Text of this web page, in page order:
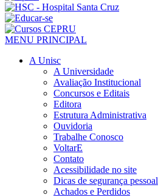
MENU PRINCIPAL
A Unisc
A Universidade
Avaliação Institucional
Concursos e Editais
Editora
Estrutura Administrativa
Ouvidoria
Trabalhe Conosco
VoltarE
Contato
Acessibilidade no site
Dicas de segurança pessoal
Achados e Perdidos